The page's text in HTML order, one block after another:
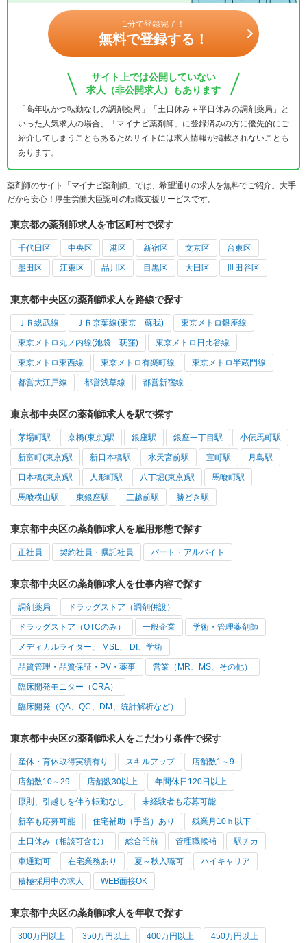
1分で登録完了！
無料で登録する！
サイト上では公開していない
求人（非公開求人）もあります
「高年収かつ転勤なしの調剤薬局」「土日休み＋平日休みの調剤薬局」と
いった人気求人の場合、「マイナビ薬剤師」に登録済みの方に優先的にご
紹介してしまうこともあるためサイトには求人情報が掲載されないことも
あります。
薬剤師のサイト「マイナビ薬剤師」では、希望通りの求人を無料でご紹介。大手
だから安心！厚生労働大臣認可の転職支援サービスです。
東京都の薬剤師求人を市区町村で探す
千代田区 中央区 港区 新宿区 文京区 台東区
墨田区 江東区 品川区 目黒区 大田区 世田谷区
東京都中央区の薬剤師求人を路線で探す
ＪＲ総武線 ＪＲ京葉線(東京－蘇我) 東京メトロ銀座線
東京メトロ丸ノ内線(池袋－荻窪) 東京メトロ日比谷線
東京メトロ東西線 東京メトロ有楽町線 東京メトロ半蔵門線
都営大江戸線 都営浅草線 都営新宿線
東京都中央区の薬剤師求人を駅で探す
茅場町駅 京橋(東京)駅 銀座駅 銀座一丁目駅 小伝馬町駅
新富町(東京)駅 新日本橋駅 水天宮前駅 宝町駅 月島駅
日本橋(東京)駅 人形町駅 八丁堀(東京)駅 馬喰町駅
馬喰横山駅 東銀座駅 三越前駅 勝どき駅
東京都中央区の薬剤師求人を雇用形態で探す
正社員 契約社員・嘱託社員 パート・アルバイト
東京都中央区の薬剤師求人を仕事内容で探す
調剤薬局 ドラッグストア（調剤併設）
ドラッグストア（OTCのみ） 一般企業 学術・管理薬剤師
メディカルライター、 MSL、 DI、学術
品質管理・品質保証・PV・薬事 営業（MR、MS、その他）
臨床開発モニター（CRA）
臨床開発（QA、QC、DM、統計解析など）
東京都中央区の薬剤師求人をこだわり条件で探す
産休・育休取得実績有り スキルアップ 店舗数1～9
店舗数10～29 店舗数30以上 年間休日120日以上
原則、引越しを伴う転勤なし 未経験者も応募可能
新卒も応募可能 住宅補助（手当）あり 残業月10ｈ以下
土日休み（相談可含む） 総合門前 管理職候補 駅チカ
車通勤可 在宅業務あり 夏～秋入職可 ハイキャリア
積極採用中の求人 WEB面接OK
東京都中央区の薬剤師求人を年収で探す
300万円以上 350万円以上 400万円以上 450万円以上